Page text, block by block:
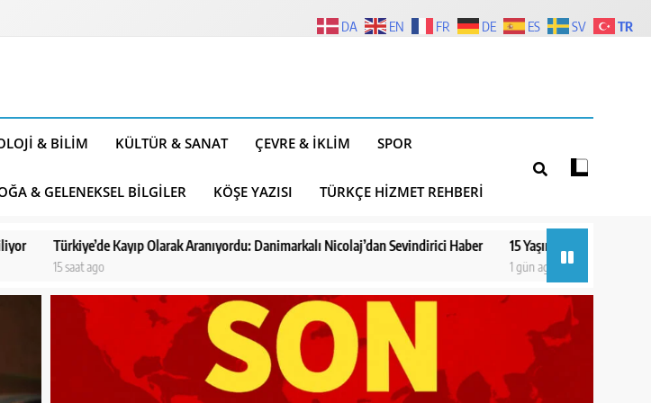
& BILIM KÜLTÜR & SANAT ÇEVRE & İKLIM SPOR
& GELENEKSEL BILGILER KÖŞE YAZISI TÜRKÇE HIZMET REHBERI
Danimarkalı Nicolaj’dan Sevindirici Haber 15 Yaşındaki Danimarkalı Freja İçin Uluslararası Arama: Polis
DA EN FR DE ES SV TR